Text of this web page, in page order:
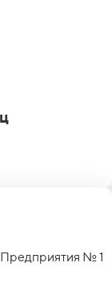
№ 1